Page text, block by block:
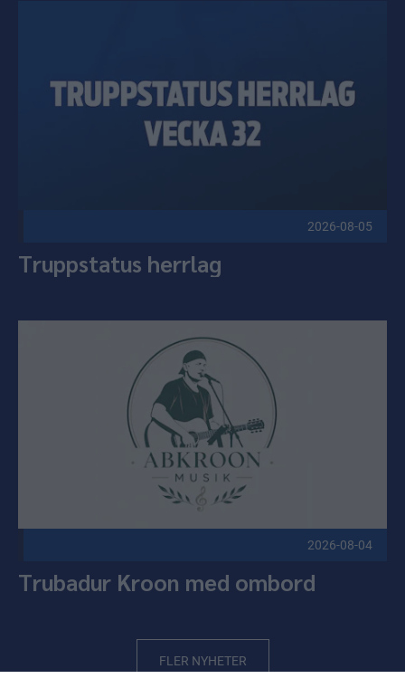
2026-08-05
Truppstatus herrlag
2026-08-04
Trubadur Kroon med ombord
FLER NYHETER